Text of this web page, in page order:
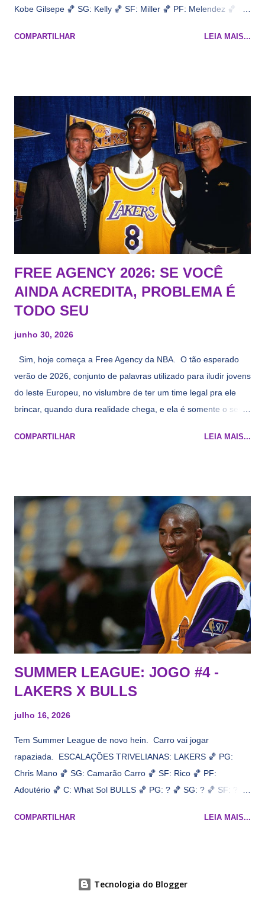
Kobe Gilsepe 🏀 SG: Kelly 🏀 SF: Miller 🏀 PF: Melendez 🏀 C:
Na quadra Transmissão: NBA League Pass
COMPARTILHAR LEIA MAIS...
FREE AGENCY 2026: SE VOCÊ
AINDA ACREDITA, PROBLEMA É
TODO SEU
junho 30, 2026
Sim, hoje começa a Free Agency da NBA. O tão esperado
verão de 2026, conjunto de palavras utilizado para iludir jovens
do leste Europeu, no vislumbre de ter um time legal pra ele
brincar, quando dura realidade chega, e ela é somente o seu
cara de decrépito, mas que aparentemente ainda é jovem.
vezes a gente esquece mesmo. Então, como diria o Marcelo
Tas no Telecurso 2000 , É HORA DA REVISÃO! Ah, e quase
todos esses nomes foram linkados ao Lakers. Se de fato há o
interesse, não importa, o nosso compromisso é sempre com a
informação, a veracidade vem depois. E do Lakers hein? Até
agora nada de Ruim Hachaomuro (dizem que Nets tem
interesse) e LeBrão James - esse sendo assediado pelo
Draymond Green enquanto chora pro Cavs contrat...
COMPARTILHAR LEIA MAIS...
SUMMER LEAGUE: JOGO #4 -
LAKERS X BULLS
julho 16, 2026
Tem Summer League de novo hein. Carro vai jogar
rapaziada. ESCALAÇÕES TRIVELIANAS: LAKERS 🏀 PG:
Chris Mano 🏀 SG: Camarão Carro 🏀 SF: Rico 🏀 PF:
Adoutério 🏀 C: What Sol BULLS 🏀 PG: ? 🏀 SG: ? 🏀 SF: ? 🏀
19h00 Local: Las Vegas Transmissão: NBA League Pass,
COMPARTILHAR LEIA MAIS...
Tecnologia do Blogger